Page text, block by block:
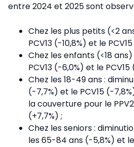
entre 2024 et 2025 sont
Chez les plus petits (<2
PCV13 (-10,8%) et le
Chez les enfants (<18
PCV13 (-6,0%) et le PCV15
Chez les 18-49 ans :
(-7,7%) et le PCV15 (-
la couverture pour le
(+7,7%) ;
Chez les seniors :
les 65-84 ans (-5,8%) et